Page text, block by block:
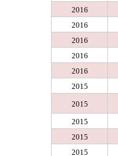
2016
2016
2016
2016
2016
2015
2015
2015
2015
2015